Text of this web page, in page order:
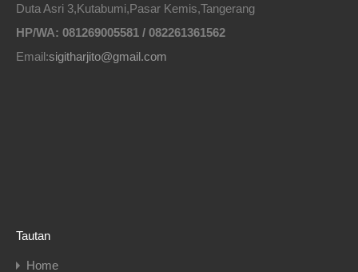
Duta Asri 3,Kutabumi,Pasar Kemis,Tangerang
HP/WA: 081269005581 / 082261361562
Email:sigitharjito@gmail.com
Tautan
Home